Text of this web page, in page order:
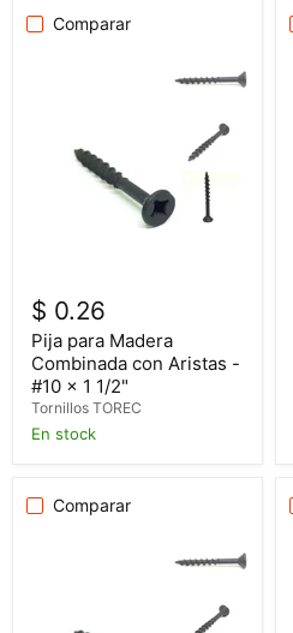
Comparar
$ 0.26
Pija para Madera
Combinada con Aristas -
#10 x 1 1/2"
Tornillos TOREC
En stock
Comparar